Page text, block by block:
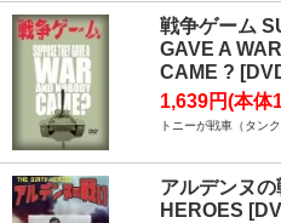
戦争ゲーム
GAVE A
CAME ?
1,639円(本体
トニーが戦車（タン
アルデンヌ
HEROES